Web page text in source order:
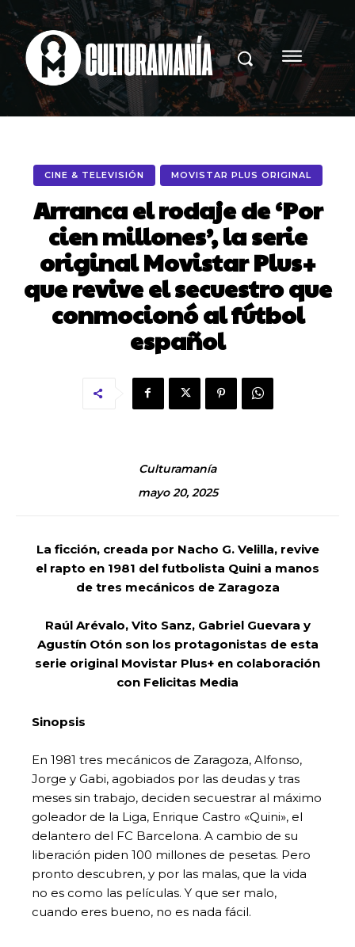
CINE & TELEVISIÓN MOVISTAR PLUS ORIGINAL
Arranca el rodaje de ‘Por
cien millones’, la serie
original Movistar Plus+
que revive el secuestro que
conmocionó al fútbol
español
Culturamanía
mayo 20, 2025
La ficción, creada por Nacho G. Velilla, revive
el rapto en 1981 del futbolista Quini a manos
de tres mecánicos de Zaragoza
Raúl Arévalo, Vito Sanz, Gabriel Guevara y
Agustín Otón son los protagonistas de esta
serie original Movistar Plus+ en colaboración
con Felicitas Media
Sinopsis
En 1981 tres mecánicos de Zaragoza, Alfonso,
Jorge y Gabi, agobiados por las deudas y tras
meses sin trabajo, deciden secuestrar al máximo
goleador de la Liga, Enrique Castro «Quini», el
delantero del FC Barcelona. A cambio de su
liberación piden 100 millones de pesetas. Pero
pronto descubren, y por las malas, que la vida
no es como las películas. Y que ser malo,
cuando eres bueno, no es nada fácil.